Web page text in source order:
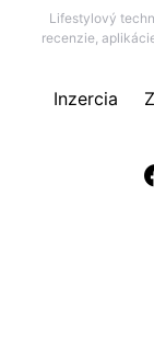
Lifestylový
recenzie,
Inzercia